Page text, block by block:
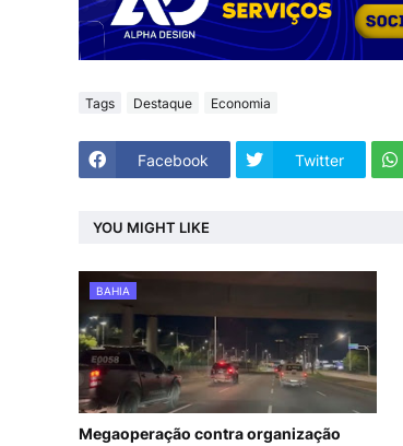
Tags Destaque Economia
Facebook Twitter
YOU MIGHT LIKE
BAHIA
Megaoperação contra organização